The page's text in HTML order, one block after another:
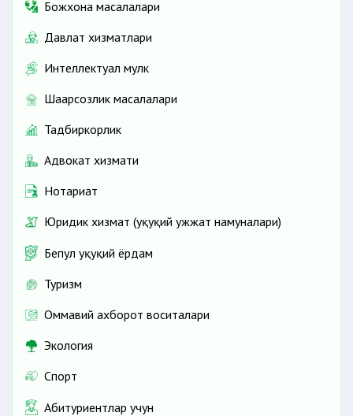
Божхона масалалари
Давлат хизматлари
Интеллектуал мулк
Шаҳарсозлик масалалари
Тадбиркорлик
Адвокат хизмати
Нотариат
Юридик хизмат (ҳуқуқий ҳужжат намуналари)
Бепул ҳуқуқий ёрдам
Туризм
Оммавий ахборот воситалари
Экология
Спорт
Абитуриентлар учун